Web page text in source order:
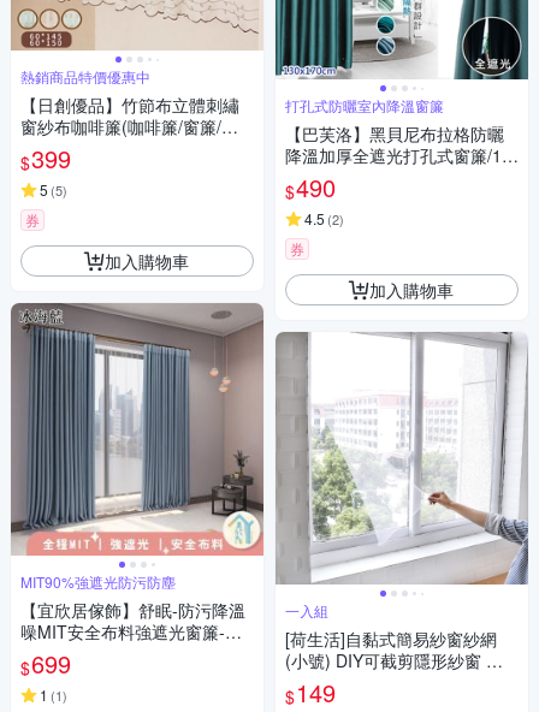
熱銷商品特價優惠中
【日創優品】竹節布立體刺繡
窗紗布咖啡簾(咖啡簾/窗簾/短
簾/門簾/裝置窗戶短簾/紗簾)
$399
5 (5)
券
加入購物車
MIT90%強遮光防污防塵
【宜欣居傢飾】舒眠-防污降溫
噪MIT安全布料強遮光窗簾-W1
45*H165cm一窗2片-總寬290c
m(窗簾/拉簾/門簾/隔間/除舊佈
新)
$699
1 (1)
打孔式防曬室內降溫窗簾
【巴芙洛】黑貝尼布拉格防曬
降溫加厚全遮光打孔式窗簾/13
0*170CM(打孔遮光窗簾/拉簾/
門簾/風水簾)
$490
4.5 (2)
券
加入購物車
一入組
[荷生活]自黏式簡易紗窗紗網
(小號) DIY可截剪隱形紗窗 附
魔術貼
$149